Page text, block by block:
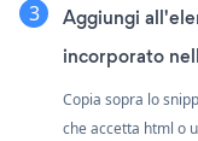
Aggiungi
incorporato
Copia sopra lo
che accetta html o